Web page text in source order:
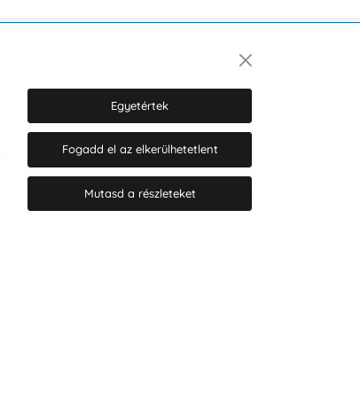
Hozzájárulok a személyes adatok
marketing célú kezeléséhez.
Személyes adatok védelmére
Egyetértek
Fogadd el az elkerülhetetlent
Mutasd a részleteket